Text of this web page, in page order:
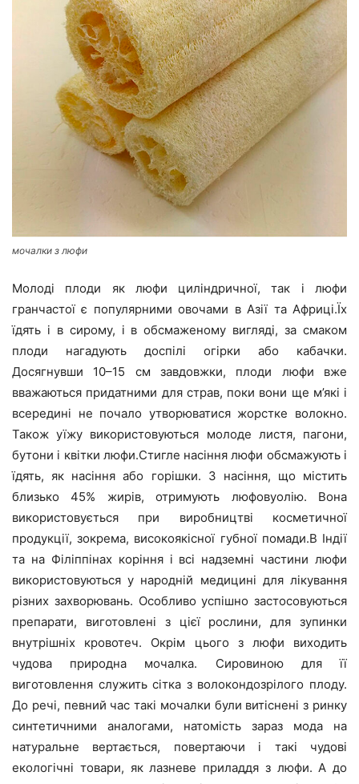
мочалки з люфи
Молоді плоди як люфи циліндричної, так і люфи
гранчастої є популярними овочами в Азії та Африці.Їх
їдять і в сирому, і в обсмаженому вигляді, за смаком
плоди нагадують доспілі огірки або кабачки.
Досягнувши 10–15 см завдовжки, плоди люфи вже
вважаються придатними для страв, поки вони ще м’які і
всередині не почало утворюватися жорстке волокно.
Також уїжу використовуються молоде листя, пагони,
бутони і квітки люфи.Стигле насіння люфи обсмажують і
їдять, як насіння або горішки. З насіння, що містить
близько 45% жирів, отримують люфовуолію. Вона
використовується при виробництві косметичної
продукції, зокрема, високоякісної губної помади.В Індії
та на Філіппінах коріння і всі надземні частини люфи
використовуються у народній медицині для лікування
різних захворювань. Особливо успішно застосовуються
препарати, виготовлені з цієї рослини, для зупинки
внутрішніх кровотеч. Окрім цього з люфи виходить
чудова природна мочалка. Сировиною для її
виготовлення служить сітка з волокондозрілого плоду.
До речі, певний час такі мочалки були витіснені з ринку
синтетичними аналогами, натомість зараз мода на
натуральне вертається, повертаючи і такі чудові
екологічні товари, як лазневе приладдя з люфи. А до